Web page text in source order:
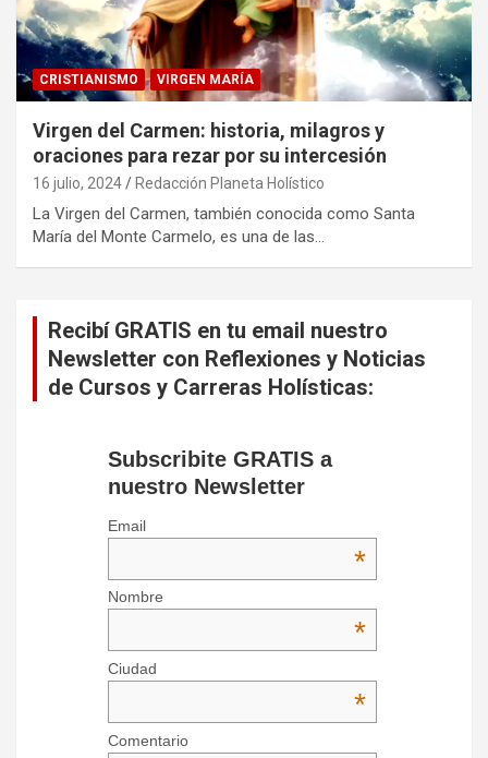
CRISTIANISMO VIRGEN MARÍA
Virgen del Carmen: historia, milagros y
oraciones para rezar por su intercesión
16 julio, 2024 Redacción Planeta Holístico
La Virgen del Carmen, también conocida como Santa
María del Monte Carmelo, es una de las…
Recibí GRATIS en tu email nuestro
Newsletter con Reflexiones y Noticias
de Cursos y Carreras Holísticas:
Subscribite GRATIS a
nuestro Newsletter
Email
*
Nombre
*
Ciudad
*
Comentario